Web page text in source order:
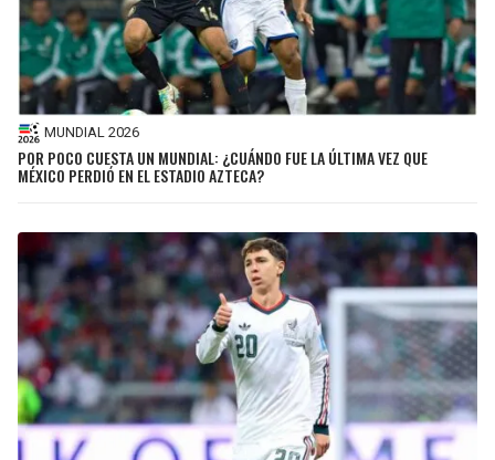
MUNDIAL 2026
POR POCO CUESTA UN MUNDIAL: ¿CUÁNDO FUE LA ÚLTIMA VEZ QUE
MÉXICO PERDIÓ EN EL ESTADIO AZTECA?